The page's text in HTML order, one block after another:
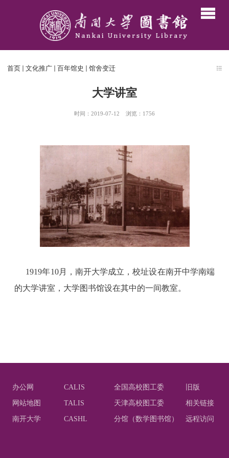
首页 文化推广 百年馆史 馆舍变迁
大学讲室
时间：2019-07-12 浏览： 1756
1919年10月，南开大学成立，校址设在南开中学南端
的大学讲室，大学图书馆设在其中的一间教室。
办公网 CALIS 全国高校图工委 旧版
网站地图 TALIS 天津高校图工委 相关链接
南开大学 CASHL 分馆（数学图书馆） 远程访问